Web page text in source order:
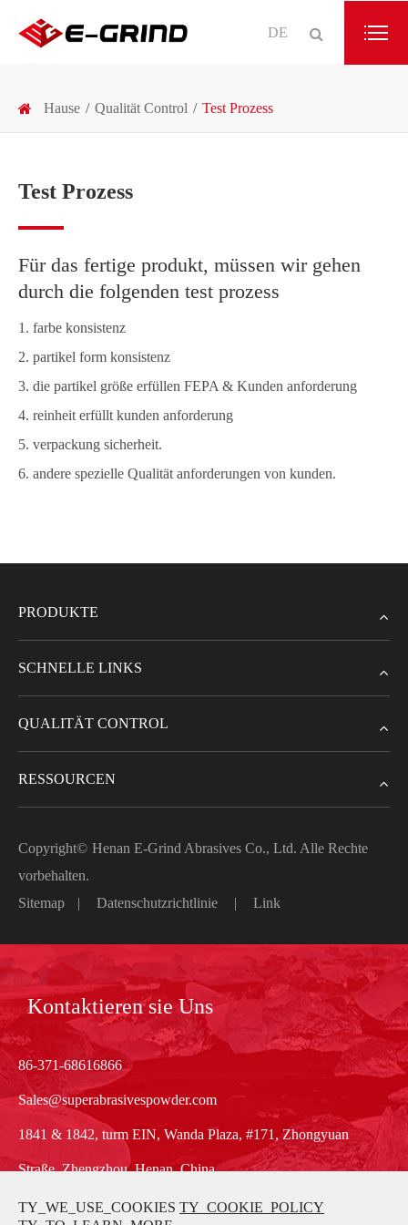
DE
Hause Qualität Control Test Prozess
Test Prozess
Für das fertige produkt, müssen wir gehen
durch die folgenden test prozess
1. farbe konsistenz
2. partikel form konsistenz
3. die partikel größe erfüllen FEPA & Kunden anforderung
4. reinheit erfüllt kunden anforderung
5. verpackung sicherheit.
6. andere spezielle Qualität anforderungen von kunden.
PRODUKTE
SCHNELLE LINKS
QUALITÄT CONTROL
RESSOURCEN
Copyright© Henan E-Grind Abrasives Co., Ltd. Alle Rechte
vorbehalten.
Sitemap
| Datenschutzrichtlinie | Link
Kontaktieren sie Uns
86-371-68616866
Sales@superabrasivespowder.com
1841 & 1842, turm EIN, Wanda Plaza, #171, Zhongyuan
Straße, Zhengzhou, Henan, China
TY_WE_USE_COOKIES TY_COOKIE_POLICY